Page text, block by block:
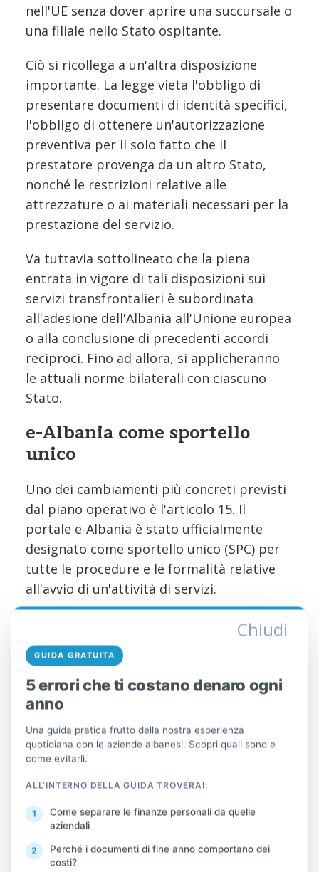
nell'UE senza dover aprire una succursale o
una filiale nello Stato ospitante.
Ciò si ricollega a un'altra disposizione
importante. La legge vieta l'obbligo di
presentare documenti di identità specifici,
l'obbligo di ottenere un'autorizzazione
preventiva per il solo fatto che il
prestatore provenga da un altro Stato,
nonché le restrizioni relative alle
attrezzature o ai materiali necessari per la
prestazione del servizio.
Va tuttavia sottolineato che la piena
entrata in vigore di tali disposizioni sui
servizi transfrontalieri è subordinata
all'adesione dell'Albania all'Unione europea
o alla conclusione di precedenti accordi
reciproci. Fino ad allora, si applicheranno
le attuali norme bilaterali con ciascuno
Stato.
e-Albania come sportello
unico
Uno dei cambiamenti più concreti previsti
dal piano operativo è l'articolo 15. Il
portale e-Albania è stato ufficialmente
designato come sportello unico (SPC) per
tutte le procedure e le formalità relative
all'avvio di un'attività di servizi.
Grazie al PVK, gli operatori sanitari
potranno eseguire determinate procedure
in modo centralizzato.
Dichiarazioni, notifiche e richieste di
autorizzazione.
Iscrizione in registri, elenchi o banche
professionali.
Richieste relative a qualsiasi
Chiudi
GUIDA GRATUITA
5 errori che ti costano denaro ogni
anno
Una guida pratica frutto della nostra esperienza
quotidiana con le aziende albanesi. Scopri quali sono e
come evitarli.
ALL'INTERNO DELLA GUIDA TROVERAI:
Come separare le finanze personali da quelle
aziendali
Perché i documenti di fine anno comportano dei
costi?